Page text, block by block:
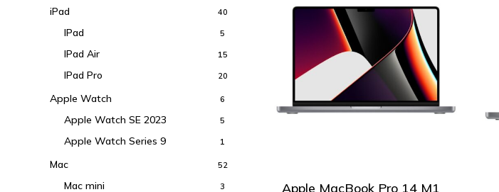
iPad 40
IPad 5
IPad Air 15
IPad Pro 20
Apple Watch 6
Apple Watch SE 2023 5
Apple Watch Series 9 1
Mac 52
Mac mini 3
Apple MacBook Pro 14 M1